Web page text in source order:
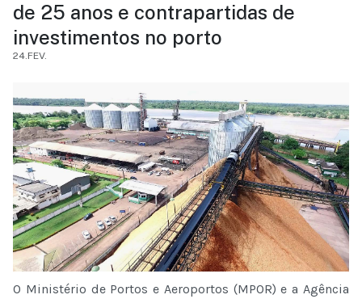
de 25 anos e contrapartidas de
investimentos no porto
24.FEV.
O Ministério de Portos e Aeroportos (MPOR) e a Agência